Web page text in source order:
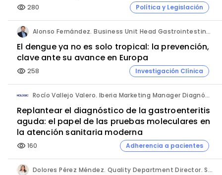
visibility 280 Política y Legislación
Alonso Fernández. Business Unit Head Gastrointestinal & Vaccines. Takeda España.
El dengue ya no es solo tropical: la prevención,
clave ante su avance en Europa
visibility 258 Investigación Clínica
Rocío Vallejo Valero. Iberia Marketing Manager Diagnóstico. Hologic.
Replantear el diagnóstico de la gastroenteritis
aguda: el papel de las pruebas moleculares en
la atención sanitaria moderna
visibility 160 Adherencia a pacientes
Dolores Pérez Méndez. Quality Department Director. Sermes CRO.